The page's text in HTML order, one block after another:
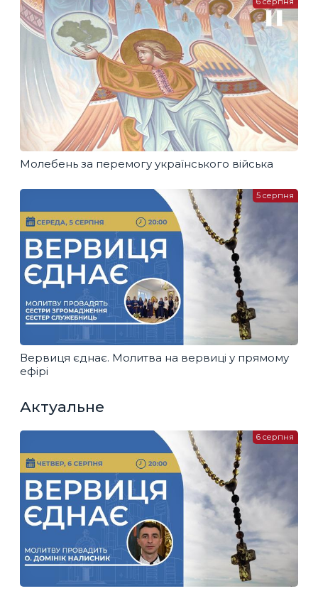
Молебень за перемогу українського війська
Вервиця єднає. Молитва на вервиці у прямому
ефірі
5 серпня
Актуальне
6 серпня